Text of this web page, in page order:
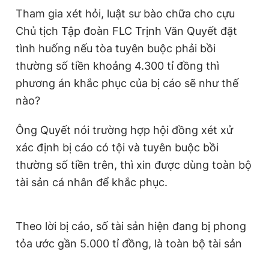
Tham gia xét hỏi, luật sư bào chữa cho cựu
Chủ tịch Tập đoàn FLC Trịnh Văn Quyết đặt
tình huống nếu tòa tuyên buộc phải bồi
thường số tiền khoảng 4.300 tỉ đồng thì
phương án khắc phục của bị cáo sẽ như thế
nào?
Ông Quyết nói trường hợp hội đồng xét xử
xác định bị cáo có tội và tuyên buộc bồi
thường số tiền trên, thì xin được dùng toàn bộ
tài sản cá nhân để khắc phục.
Theo lời bị cáo, số tài sản hiện đang bị phong
tỏa ước gần 5.000 tỉ đồng, là toàn bộ tài sản